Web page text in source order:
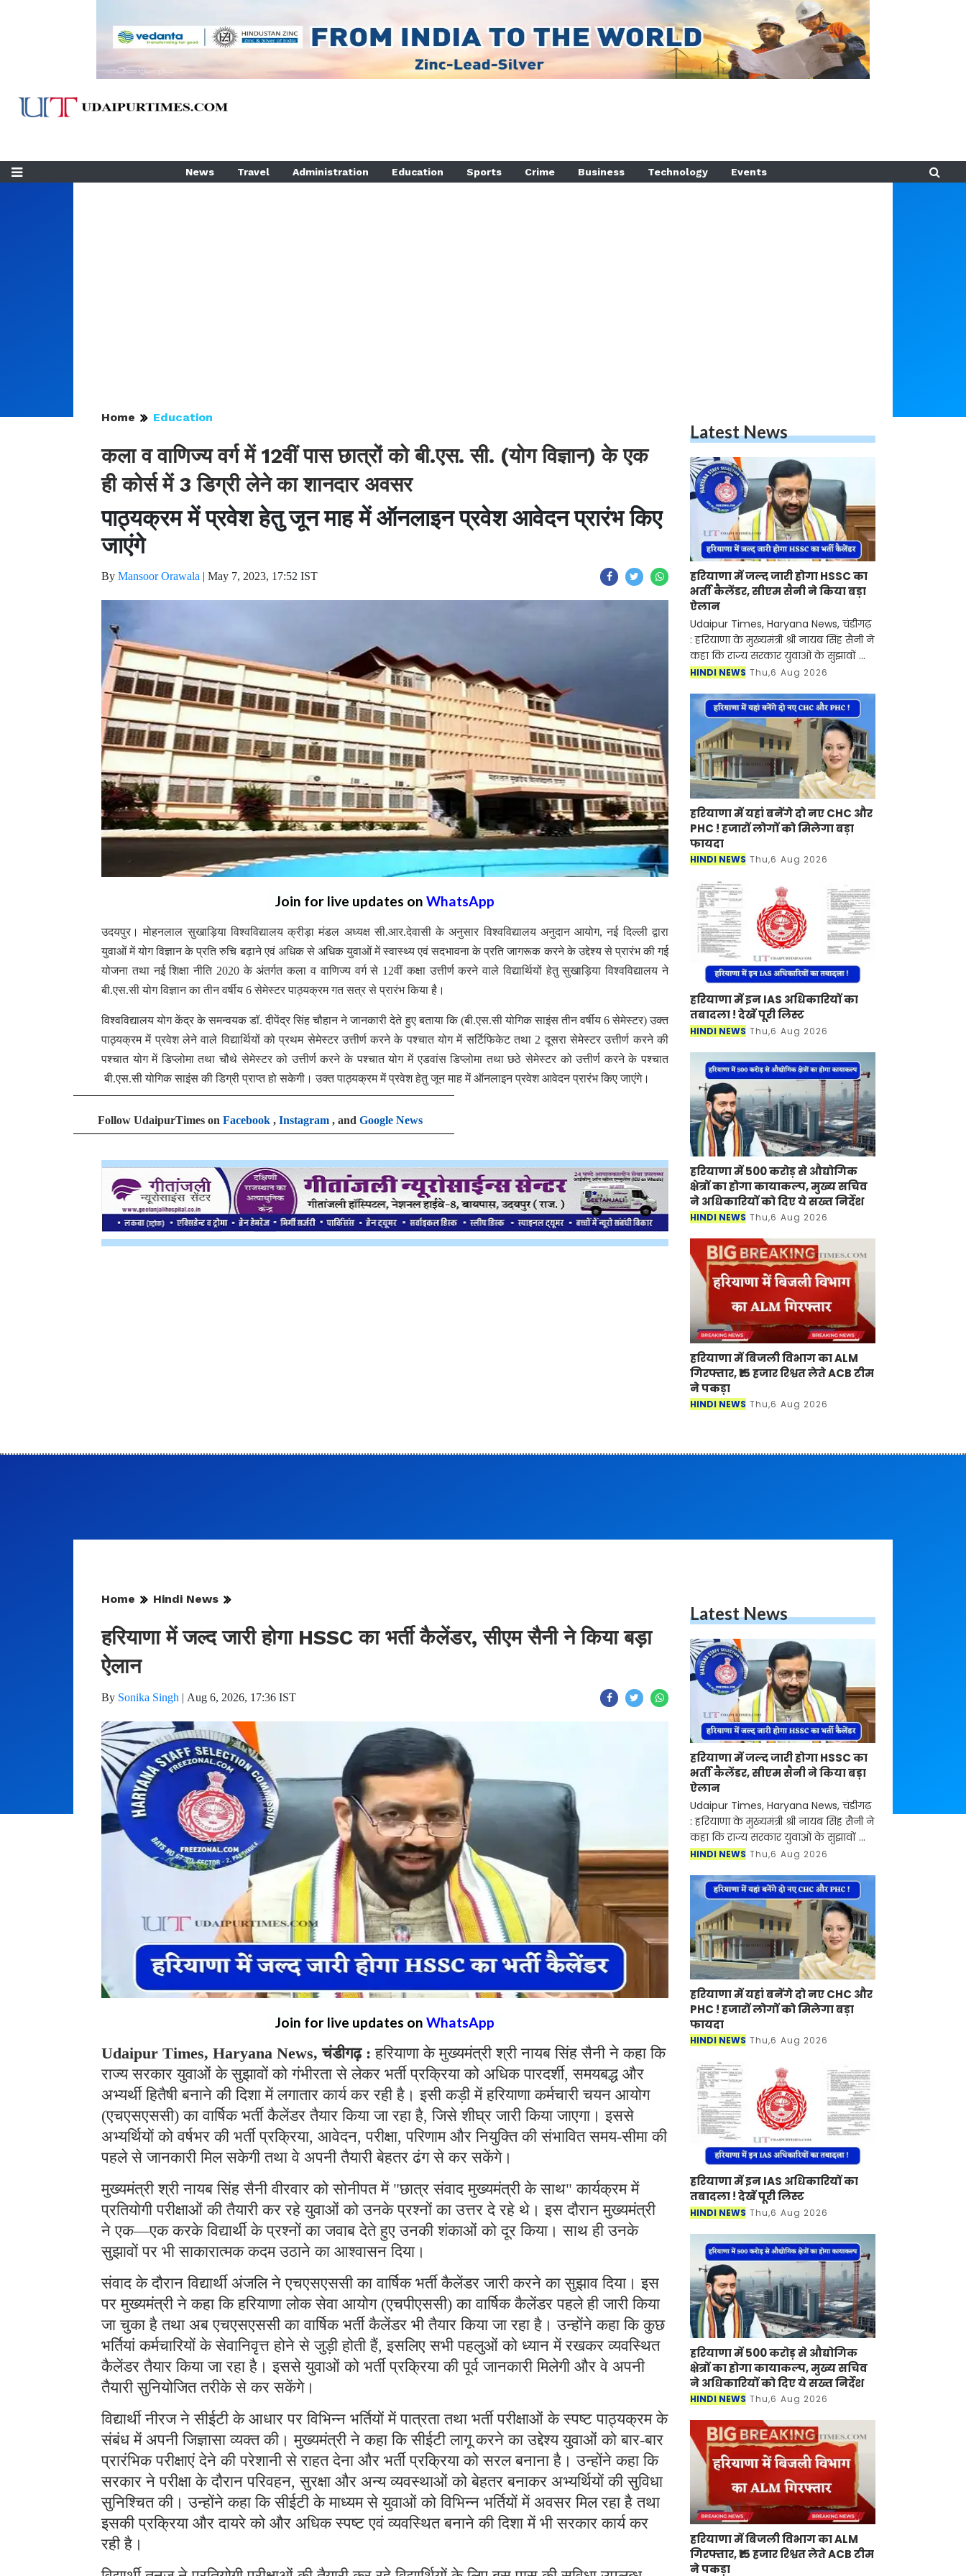
News Travel Administration Education Sports Crime Business Technology Events
Home Education
कला व वाणिज्य वर्ग में 12वीं पास छात्रों को बी.एस. सी. (योग विज्ञान) के एक
ही कोर्स में 3 डिग्री लेने का शानदार अवसर
पाठ्यक्रम में प्रवेश हेतु जून माह में ऑनलाइन प्रवेश आवेदन प्रारंभ किए
जाएंगे
By Mansoor Orawala | May 7, 2023, 17:52 IST
Join for live updates on WhatsApp
उदयपुर। मोहनलाल सुखाड़िया विश्वविद्यालय क्रीड़ा मंडल अध्यक्ष सी.आर.देवासी के अनुसार विश्वविद्यालय अनुदान आयोग, नई दिल्ली द्वारा
युवाओं में योग विज्ञान के प्रति रुचि बढ़ाने एवं अधिक से अधिक युवाओं में स्वास्थ्य एवं सदभावना के प्रति जागरूक करने के उद्देश्य से प्रारंभ की गई
योजना तथा नई शिक्षा नीति 2020 के अंतर्गत कला व वाणिज्य वर्ग से 12वीं कक्षा उत्तीर्ण करने वाले विद्यार्थियों हेतु सुखाड़िया विश्वविद्यालय ने
बी.एस.सी योग विज्ञान का तीन वर्षीय 6 सेमेस्टर पाठ्यक्रम गत सत्र से प्रारंभ किया है।
विश्वविद्यालय योग केंद्र के समन्वयक डॉ. दीपेंद्र सिंह चौहान ने जानकारी देते हुए बताया कि (बी.एस.सी योगिक साइंस तीन वर्षीय 6 सेमेस्टर) उक्त
पाठ्यक्रम में प्रवेश लेने वाले विद्यार्थियों को प्रथम सेमेस्टर उत्तीर्ण करने के पश्चात योग में सर्टिफिकेट तथा 2 दूसरा सेमेस्टर उत्तीर्ण करने की
पश्चात योग में डिप्लोमा तथा चौथे सेमेस्टर को उत्तीर्ण करने के पश्चात योग में एडवांस डिप्लोमा तथा छठे सेमेस्टर को उत्तीर्ण करने के पश्चात
बी.एस.सी योगिक साइंस की डिग्री प्राप्त हो सकेगी। उक्त पाठ्यक्रम में प्रवेश हेतु जून माह में ऑनलाइन प्रवेश आवेदन प्रारंभ किए जाएंगे।
Follow UdaipurTimes on Facebook , Instagram , and Google News
Latest News
हरियाणा में जल्द जारी होगा HSSC का
भर्ती कैलेंडर, सीएम सैनी ने किया बड़ा
ऐलान
Udaipur Times, Haryana News, चंडीगढ़
: हरियाणा के मुख्यमंत्री श्री नायब सिंह सैनी ने
कहा कि राज्य सरकार युवाओं के सुझावों को
गंभीरता से लेकर भर्ती प्रक्रिया को अधिक
HINDI NEWS Thu,6 Aug 2026
हरियाणा में यहां बनेंगे दो नए CHC और
PHC ! हजारों लोगों को मिलेगा बड़ा
फायदा
HINDI NEWS Thu,6 Aug 2026
हरियाणा में इन IAS अधिकारियों का
तबादला ! देखें पूरी लिस्ट
HINDI NEWS Thu,6 Aug 2026
हरियाणा में 500 करोड़ से औद्योगिक
क्षेत्रों का होगा कायाकल्प, मुख्य सचिव
ने अधिकारियों को दिए ये सख्त निर्देश
HINDI NEWS Thu,6 Aug 2026
हरियाणा में बिजली विभाग का ALM
गिरफ्तार, ₹15 हजार रिश्वत लेते ACB टीम
ने पकड़ा
HINDI NEWS Thu,6 Aug 2026
Home Hindi News
हरियाणा में जल्द जारी होगा HSSC का भर्ती कैलेंडर, सीएम सैनी ने किया बड़ा
ऐलान
By Sonika Singh | Aug 6, 2026, 17:36 IST
Join for live updates on WhatsApp
Udaipur Times, Haryana News, चंडीगढ़ :हरियाणा के मुख्यमंत्री श्री नायब सिंह सैनी ने कहा कि
राज्य सरकार युवाओं के सुझावों को गंभीरता से लेकर भर्ती प्रक्रिया को अधिक पारदर्शी, समयबद्ध और
अभ्यर्थी हितैषी बनाने की दिशा में लगातार कार्य कर रही है। इसी कड़ी में हरियाणा कर्मचारी चयन आयोग
(एचएसएससी) का वार्षिक भर्ती कैलेंडर तैयार किया जा रहा है, जिसे शीघ्र जारी किया जाएगा। इससे
अभ्यर्थियों को वर्षभर की भर्ती प्रक्रिया, आवेदन, परीक्षा, परिणाम और नियुक्ति की संभावित समय-सीमा की
पहले से जानकारी मिल सकेगी तथा वे अपनी तैयारी बेहतर ढंग से कर सकेंगे।
मुख्यमंत्री श्री नायब सिंह सैनी वीरवार को सोनीपत में "छात्र संवाद मुख्यमंत्री के साथ" कार्यक्रम में
प्रतियोगी परीक्षाओं की तैयारी कर रहे युवाओं को उनके प्रश्नों का उत्तर दे रहे थे। इस दौरान मुख्यमंत्री
ने एक—एक करके विद्यार्थी के प्रश्नों का जवाब देते हुए उनकी शंकाओं को दूर किया। साथ ही उनके
सुझावों पर भी साकारात्मक कदम उठाने का आश्वासन दिया।
संवाद के दौरान विद्यार्थी अंजलि ने एचएसएससी का वार्षिक भर्ती कैलेंडर जारी करने का सुझाव दिया। इस
पर मुख्यमंत्री ने कहा कि हरियाणा लोक सेवा आयोग (एचपीएससी) का वार्षिक कैलेंडर पहले ही जारी किया
जा चुका है तथा अब एचएसएससी का वार्षिक भर्ती कैलेंडर भी तैयार किया जा रहा है। उन्होंने कहा कि कुछ
भर्तियां कर्मचारियों के सेवानिवृत्त होने से जुड़ी होती हैं, इसलिए सभी पहलुओं को ध्यान में रखकर व्यवस्थित
कैलेंडर तैयार किया जा रहा है। इससे युवाओं को भर्ती प्रक्रिया की पूर्व जानकारी मिलेगी और वे अपनी
तैयारी सुनियोजित तरीके से कर सकेंगे।
विद्यार्थी नीरज ने सीईटी के आधार पर विभिन्न भर्तियों में पात्रता तथा भर्ती परीक्षाओं के स्पष्ट पाठ्यक्रम के
संबंध में अपनी जिज्ञासा व्यक्त की। मुख्यमंत्री ने कहा कि सीईटी लागू करने का उद्देश्य युवाओं को बार-बार
प्रारंभिक परीक्षाएं देने की परेशानी से राहत देना और भर्ती प्रक्रिया को सरल बनाना है। उन्होंने कहा कि
सरकार ने परीक्षा के दौरान परिवहन, सुरक्षा और अन्य व्यवस्थाओं को बेहतर बनाकर अभ्यर्थियों की सुविधा
सुनिश्चित की। उन्होंने कहा कि सीईटी के माध्यम से युवाओं को विभिन्न भर्तियों में अवसर मिल रहा है तथा
इसकी प्रक्रिया और दायरे को और अधिक स्पष्ट एवं व्यवस्थित बनाने की दिशा में भी सरकार कार्य कर
रही है।
Latest News
हरियाणा में जल्द जारी होगा HSSC का
भर्ती कैलेंडर, सीएम सैनी ने किया बड़ा
ऐलान
Udaipur Times, Haryana News, चंडीगढ़
: हरियाणा के मुख्यमंत्री श्री नायब सिंह सैनी ने
कहा कि राज्य सरकार युवाओं के सुझावों को
गंभीरता से लेकर भर्ती प्रक्रिया को अधिक
HINDI NEWS Thu,6 Aug 2026
हरियाणा में यहां बनेंगे दो नए CHC और
PHC ! हजारों लोगों को मिलेगा बड़ा
फायदा
HINDI NEWS Thu,6 Aug 2026
हरियाणा में इन IAS अधिकारियों का
तबादला ! देखें पूरी लिस्ट
HINDI NEWS Thu,6 Aug 2026
हरियाणा में 500 करोड़ से औद्योगिक
क्षेत्रों का होगा कायाकल्प, मुख्य सचिव
ने अधिकारियों को दिए ये सख्त निर्देश
HINDI NEWS Thu,6 Aug 2026
हरियाणा में बिजली विभाग का ALM
गिरफ्तार, ₹15 हजार रिश्वत लेते ACB टीम
ने पकड़ा